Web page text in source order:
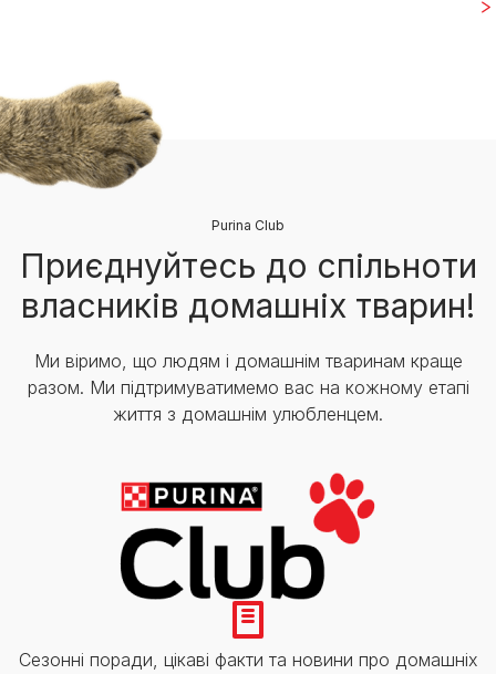
Purina Club
Приєднуйтесь до спільноти
власників домашніх тварин!
Ми віримо, що людям і домашнім тваринам краще
разом. Ми підтримуватимемо вас на кожному етапі
життя з домашнім улюбленцем.
Сезонні поради, цікаві факти та новини про домашніх